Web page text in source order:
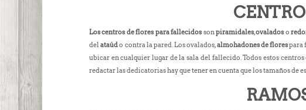
Los centros de flores para fallecidossonpiramidales,ovaladoso
delataúdo contra la pared. Los ovalados,almohadones de florespara
ubicar en cualquier lugar de la sala del fallecido. Todos estos
redactar las dedicatorias hay que tener en cuenta que los tamaños de